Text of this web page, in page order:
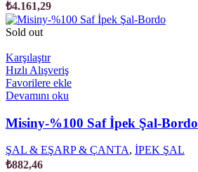
₺4.161,29
Sold out
Karşılaştır
Hızlı Alışveriş
Favorilere ekle
Devamını oku
Misiny-%100 Saf İpek Şal-Bordo
ŞAL & EŞARP & ÇANTA, İPEK ŞAL
₺882,46